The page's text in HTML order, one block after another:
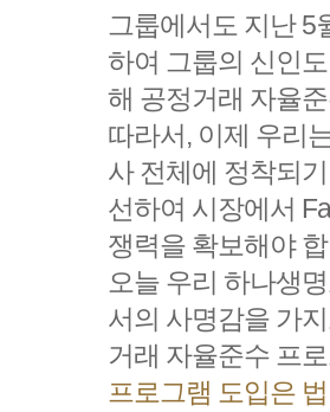
그룹에서도 지난 5
하여 그룹의 신인
해 공정거래 자율
따라서, 이제 우리
사 전체에 정착되
선하여 시장에서
쟁력을 확보해야
오늘 우리 하나생
서의 사명감을 가
거래 자율준수 프
프로그램 도입은